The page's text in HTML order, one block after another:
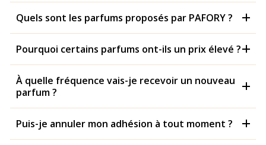
Quels sont les parfums proposés par PAFORY ?
Pourquoi certains parfums ont-ils un prix élevé ?
À quelle fréquence vais-je recevoir un nouveau
parfum ?
Puis-je annuler mon adhésion à tout moment ?